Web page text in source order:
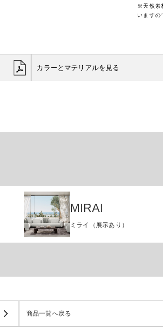
※天然素
いますの
カラーとマテリアルを見る
MIRAI
ミライ（展示あり）
商品一覧へ戻る